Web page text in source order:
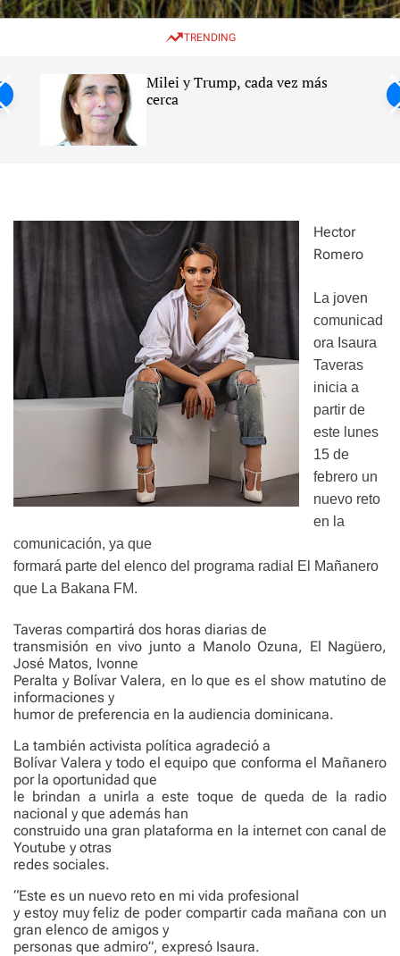
w
c
e
e
TRENDING
Milei y Trump, cada vez más
cerca
Hector
Romero
La joven
comunicad
ora Isaura
Taveras
inicia a
partir de
este lunes
15 de
febrero un
nuevo reto
en la
comunicación, ya que
formará parte del elenco del programa radial El Mañanero
que La Bakana FM.
Taveras compartirá dos horas diarias de
transmisión en vivo junto a Manolo Ozuna, El Nagüero,
José Matos, Ivonne
Peralta y Bolívar Valera, en lo que es el show matutino de
informaciones y
humor de preferencia en la audiencia dominicana.
La también activista política agradeció a
Bolívar Valera y todo el equipo que conforma el Mañanero
por la oportunidad que
le brindan a unirla a este toque de queda de la radio
nacional y que además han
construido una gran plataforma en la internet con canal de
Youtube y otras
redes sociales.
“Este es un nuevo reto en mi vida profesional
y estoy muy feliz de poder compartir cada mañana con un
gran elenco de amigos y
personas que admiro”, expresó Isaura.